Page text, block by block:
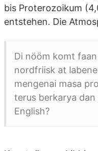
bis Proterozoikum
entstehen. Die
Di nööm komt
nordfriisk at
mengenai masa
terus berkarya
English?